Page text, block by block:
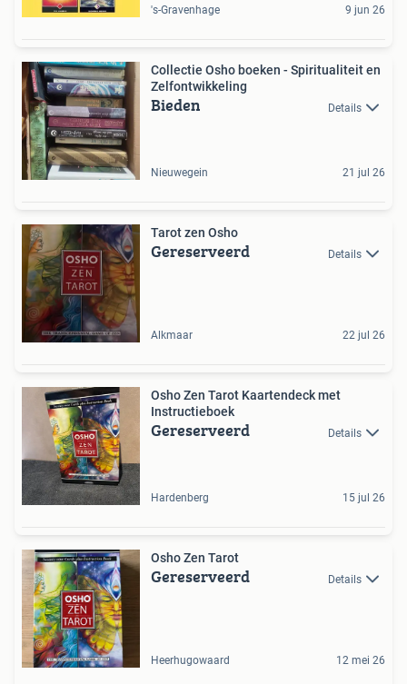
's-Gravenhage 9 jun 26
Collectie Osho boeken - Spiritualiteit en
Zelfontwikkeling
Bieden Details
Nieuwegein 21 jul 26
Tarot zen Osho
Gereserveerd Details
Alkmaar 22 jul 26
Osho Zen Tarot Kaartendeck met
Instructieboek
Gereserveerd Details
Hardenberg 15 jul 26
Osho Zen Tarot
Gereserveerd Details
Heerhugowaard 12 mei 26